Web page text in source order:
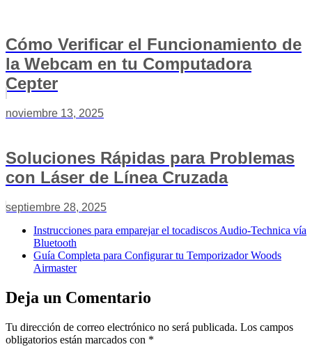
Cómo Verificar el Funcionamiento de
la Webcam en tu Computadora
Cepter
noviembre 13, 2025
Soluciones Rápidas para Problemas
con Láser de Línea Cruzada
septiembre 28, 2025
Instrucciones para emparejar el tocadiscos Audio-Technica vía
Bluetooth
Guía Completa para Configurar tu Temporizador Woods
Airmaster
Deja un Comentario
Tu dirección de correo electrónico no será publicada. Los campos
obligatorios están marcados con *